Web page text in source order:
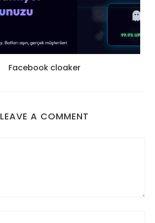
Facebook cloaker
LEAVE A COMMENT